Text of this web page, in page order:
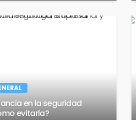
en la seguridad
evitarla?